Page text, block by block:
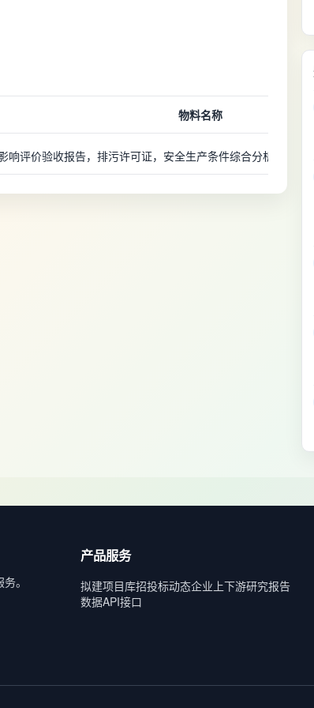
物料名称
响评价验收报告，排污许可证，安全生产条件综合分析报告
。
产品服务
拟建项目库招投标动态企业上下游研究报告
数据API接口